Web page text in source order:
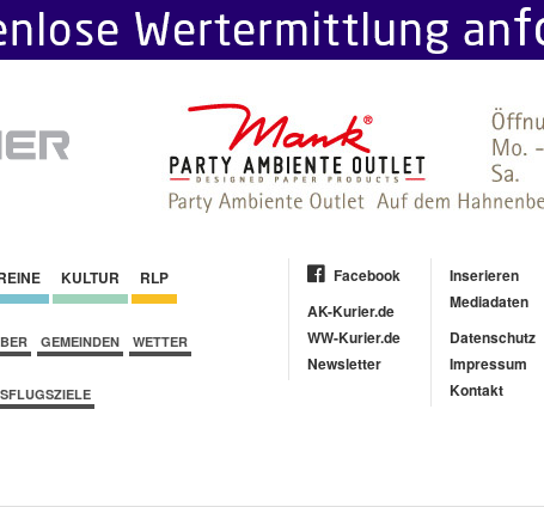
KULTUR RLP
GEMEINDEN WETTER
Facebook
AK-Kurier.de
WW-Kurier.de
Newsletter
Inserieren
Mediadaten
Datenschutz
Impressum
Kontakt